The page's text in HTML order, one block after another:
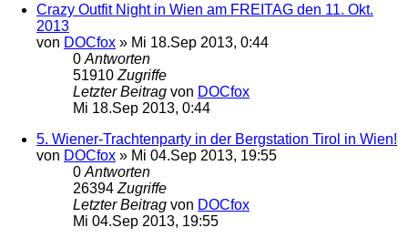
Crazy Outfit Night in Wien am FREITAG den 11. Okt.
2013
von DOCfox » Mi 18.Sep 2013, 0:44
0 Antworten
51910 Zugriffe
Letzter Beitrag von DOCfox
Mi 18.Sep 2013, 0:44
5. Wiener-Trachtenparty in der Bergstation Tirol in Wien!
von DOCfox » Mi 04.Sep 2013, 19:55
0 Antworten
26394 Zugriffe
Letzter Beitrag von DOCfox
Mi 04.Sep 2013, 19:55